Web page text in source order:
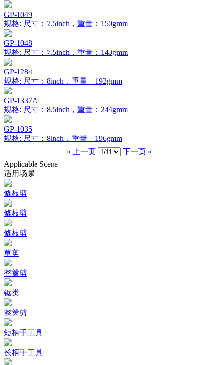
GP-1049
规格: 尺寸：7.5inch，重量：150gmm
GP-1048
规格: 尺寸：7.5inch，重量：143gmm
GP-1284
规格: 尺寸：8inch，重量：192gmm
GP-1337A
规格: 尺寸：8.5inch，重量：244gmm
GP-1035
规格: 尺寸：8inch，重量：196gmm
«
上一页 下一页 »
Applicable Scene
适用场景
修枝剪
修枝剪
修枝剪
草剪
整篱剪
锯类
整篱剪
短柄手工具
长柄手工具